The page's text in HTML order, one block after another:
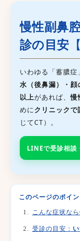
慢性副鼻
診の目安
いわゆる「蓄膿症
水（後鼻漏）・
以上があれば、慢
めにクリニックで
じてCT）。
LINEで受診相談
このページのポイン
こんな症状なら
受診の目安：